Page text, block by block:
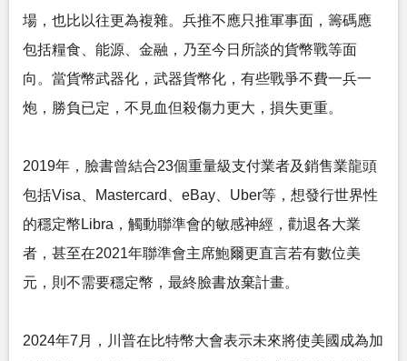
場，也比以往更為複雜。兵推不應只推軍事面，籌碼應
包括糧食、能源、金融，乃至今日所談的貨幣戰等面
向。當貨幣武器化，武器貨幣化，有些戰爭不費一兵一
炮，勝負已定，不見血但殺傷力更大，損失更重。
2019年，臉書曾結合23個重量級支付業者及銷售業龍頭
包括Visa、Mastercard、eBay、Uber等，想發行世界性
的穩定幣Libra，觸動聯準會的敏感神經，勸退各大業
者，甚至在2021年聯準會主席鮑爾更直言若有數位美
元，則不需要穩定幣，最終臉書放棄計畫。
2024年7月，川普在比特幣大會表示未來將使美國成為加